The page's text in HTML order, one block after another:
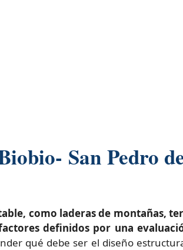
San Pedro
como laderas de montañas,
definidos por una
qué debe ser el diseño